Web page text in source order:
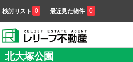
検討リスト 0 最近見た物件 0
北大塚公園